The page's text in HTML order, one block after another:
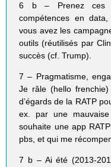
6 b – Prenez ces
compétences en
vous avez les
outils (réutilisés par
succès (cf. Trump).
7 – Pragmatisme,
Je râle (hello
d’égards de la RATP
ex. par une
souhaite une app
pbs, et qui me
7 b – Ai été (2013-